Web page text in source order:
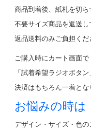
商品到着後、紙札を切
不要サイズ商品を返送
返品送料のみご負担くだ
ご購入時にカート画面で
「試着希望ラジオボタ
決済はもちろん一着とな
お悩みの時は
デザイン・サイズ・色の